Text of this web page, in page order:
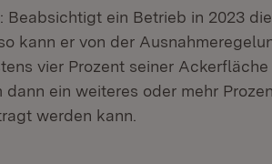
Beabsichtigt ein Betrieb in 2023 die
kann er von der
vier Prozent seiner
dann ein weiteres oder mehr
werden kann.